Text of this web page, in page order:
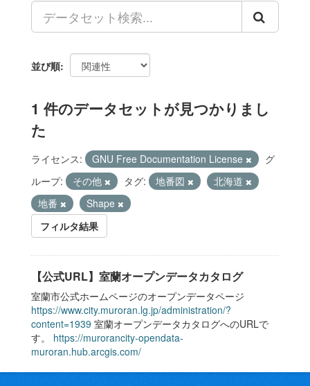
並び順
1 件のデータセットが見つかりまし
た
ライセンス: GNU Free Documentation License
グ
ループ:
その他 タグ: 地番図
北海道
地番
Shape
フィルタ結果
【公式URL】室蘭オープンデータカタログ
室蘭市公式ホームページのオープンデータページ
https://www.city.muroran.lg.jp/administration/?
content=1939 室蘭オープンデータカタログへのURLで
す。 https://murorancity-opendata-
muroran.hub.arcgis.com/